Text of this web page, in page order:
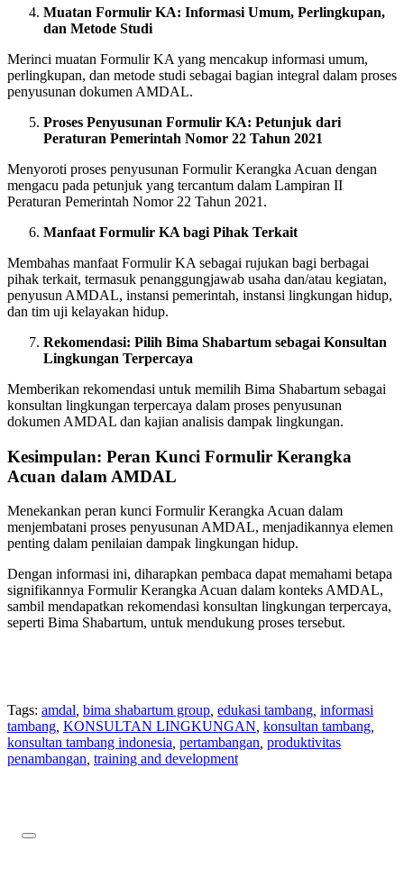
Muatan Formulir KA: Informasi Umum, Perlingkupan,
dan Metode Studi
Merinci muatan Formulir KA yang mencakup informasi umum,
perlingkupan, dan metode studi sebagai bagian integral dalam proses
penyusunan dokumen AMDAL.
Proses Penyusunan Formulir KA: Petunjuk dari
Peraturan Pemerintah Nomor 22 Tahun 2021
Menyoroti proses penyusunan Formulir Kerangka Acuan dengan
mengacu pada petunjuk yang tercantum dalam Lampiran II
Peraturan Pemerintah Nomor 22 Tahun 2021.
Manfaat Formulir KA bagi Pihak Terkait
Membahas manfaat Formulir KA sebagai rujukan bagi berbagai
pihak terkait, termasuk penanggungjawab usaha dan/atau kegiatan,
penyusun AMDAL, instansi pemerintah, instansi lingkungan hidup,
dan tim uji kelayakan hidup.
Rekomendasi: Pilih Bima Shabartum sebagai Konsultan
Lingkungan Terpercaya
Memberikan rekomendasi untuk memilih Bima Shabartum sebagai
konsultan lingkungan terpercaya dalam proses penyusunan
dokumen AMDAL dan kajian analisis dampak lingkungan.
Kesimpulan: Peran Kunci Formulir Kerangka
Acuan dalam AMDAL
Menekankan peran kunci Formulir Kerangka Acuan dalam
menjembatani proses penyusunan AMDAL, menjadikannya elemen
penting dalam penilaian dampak lingkungan hidup.
Dengan informasi ini, diharapkan pembaca dapat memahami betapa
signifikannya Formulir Kerangka Acuan dalam konteks AMDAL,
sambil mendapatkan rekomendasi konsultan lingkungan terpercaya,
seperti Bima Shabartum, untuk mendukung proses tersebut.
Tags: amdal bima shabartum group edukasi tambang informasi
tambang KONSULTAN LINGKUNGAN konsultan tambang
konsultan tambang indonesia pertambangan produktivitas
penambangan training and development